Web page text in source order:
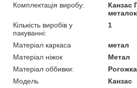
Комплектація виробу:
Канзас
Кількість виробів у
пакуванні:
1
Матеріал каркаса
метал
Матеріал ніжок
Метал
Матеріал оббивки:
Мoдель
Канзас